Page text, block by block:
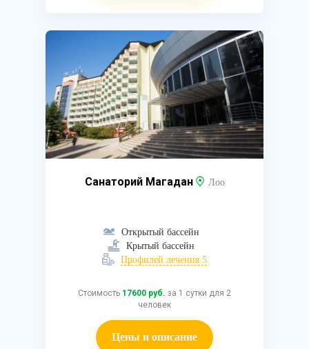
Санаторий Магадан Лоо
Открытый бассейн
Крытый бассейн
Профилей лечения 5
Стоимость 17600 руб. за 1 сутки для 2
человек
Цены и описание